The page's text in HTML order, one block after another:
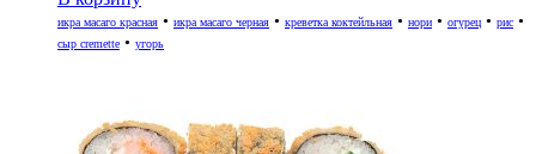
икра масаго красная • икра масаго черная • креветка коктейльная • нори • огурец • рис •
сыр cremette • угорь